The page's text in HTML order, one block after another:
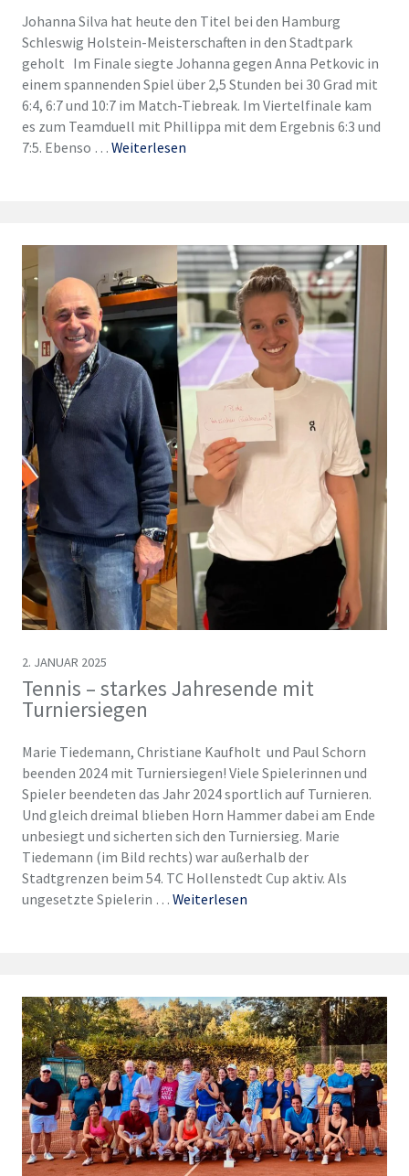
Johanna Silva hat heute den Titel bei den Hamburg
Schleswig Holstein-Meisterschaften in den Stadtpark
geholt Im Finale siegte Johanna gegen Anna Petkovic in
einem spannenden Spiel über 2,5 Stunden bei 30 Grad mit
6:4, 6:7 und 10:7 im Match-Tiebreak. Im Viertelfinale kam
es zum Teamduell mit Phillippa mit dem Ergebnis 6:3 und
7:5. Ebenso … Weiterlesen
Tennis – starkes Jahresende mit
Turniersiegen
2. JANUAR 2025
Marie Tiedemann, Christiane Kaufholt und Paul Schorn
beenden 2024 mit Turniersiegen! Viele Spielerinnen und
Spieler beendeten das Jahr 2024 sportlich auf Turnieren.
Und gleich dreimal blieben Horn Hammer dabei am Ende
unbesiegt und sicherten sich den Turniersieg. Marie
Tiedemann (im Bild rechts) war außerhalb der
Stadtgrenzen beim 54. TC Hollenstedt Cup aktiv. Als
ungesetzte Spielerin … Weiterlesen